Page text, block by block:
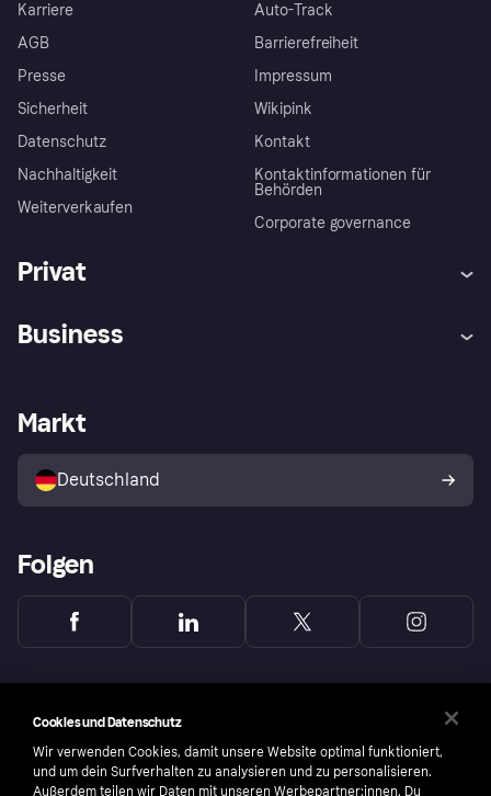
Karriere
AGB
Presse
Sicherheit
Datenschutz
Nachhaltigkeit
Weiterverkaufen
Auto-Track
Barrierefreiheit
Impressum
Wikipink
Kontakt
Kontaktinformationen für
Behörden
Corporate governance
Privat
Klarna App
Shops entdecken
Käuferschutzrichtlinie
Dein Widerrufsrecht
Business
Händlerportal
Markt
Deutschland
Folgen
Cookies und Datenschutz
Wir verwenden Cookies, damit unsere Website optimal funktioniert,
und um dein Surfverhalten zu analysieren und zu personalisieren.
Außerdem teilen wir Daten mit unseren Werbepartner:innen. Du